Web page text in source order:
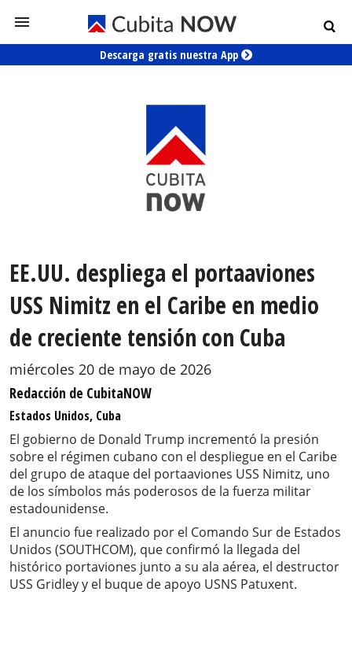
Descarga gratis nuestra App
EE.UU. despliega el portaaviones
USS Nimitz en el Caribe en medio
de creciente tensión con Cuba
miércoles 20 de mayo de 2026
Redacción de CubitaNOW
Estados Unidos, Cuba
El gobierno de Donald Trump incrementó la presión
sobre el régimen cubano con el despliegue en el Caribe
del grupo de ataque del portaaviones USS Nimitz, uno
de los símbolos más poderosos de la fuerza militar
estadounidense.
El anuncio fue realizado por el Comando Sur de Estados
Unidos (SOUTHCOM), que confirmó la llegada del
histórico portaviones junto a su ala aérea, el destructor
USS Gridley y el buque de apoyo USNS Patuxent.